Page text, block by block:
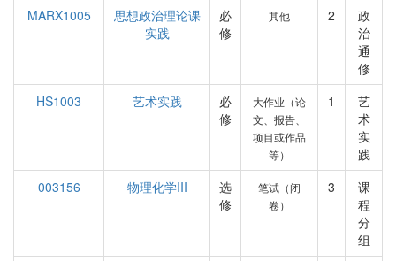
MARX1005
思想政治理论课
实践
必
修
其他 2
政
治
通
修
HS1003
艺术实践
必
修
大作业（论
文、报告、
项目或作品
等）
1
艺
术
实
践
003156
物理化学III
选
修
笔试（闭
卷）
3
课
程
分
组